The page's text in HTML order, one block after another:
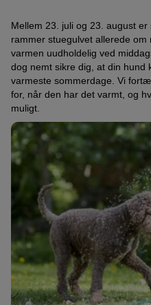
Mellem 23. juli og 23. august
rammer stuegulvet allerede
varmen uudholdelig ved
dog nemt sikre dig, at din hund
varmeste sommerdage. Vi
for, når den har det varmt, og
muligt.